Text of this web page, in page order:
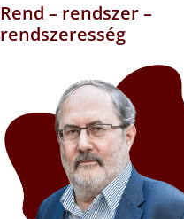
Rend – rendszer –
rendszeresség